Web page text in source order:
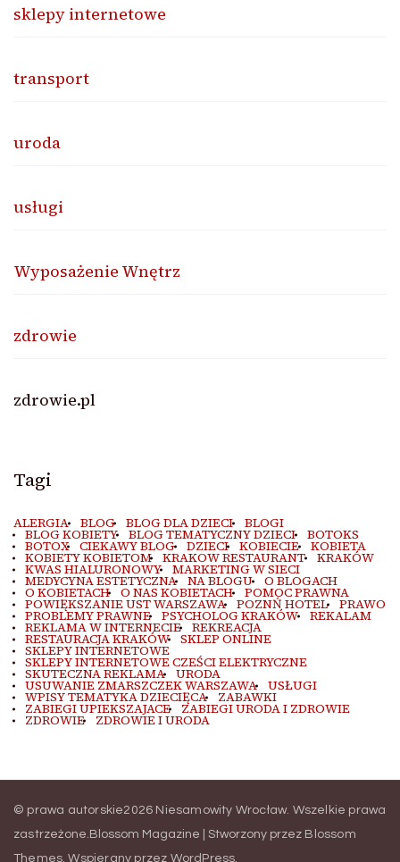
sklepy internetowe
transport
uroda
usługi
Wyposażenie Wnętrz
zdrowie
zdrowie.pl
Tagi
ALERGIA BLOG BLOG DLA DZIECI BLOGI
BLOG KOBIETY BLOG TEMATYCZNY DZIECI BOTOKS
BOTOX CIEKAWY BLOG DZIECI KOBIECIE KOBIETA
KOBIETY KOBIETOM KRAKOW RESTAURANT KRAKÓW
KWAS HIALURONOWY MARKETING W SIECI
MEDYCYNA ESTETYCZNA NA BLOGU O BLOGACH
O KOBIETACH O NAS KOBIETACH POMOC PRAWNA
POWIĘKSZANIE UST WARSZAWA POZNŃ HOTEL PRAWO
PROBLEMY PRAWNE PSYCHOLOG KRAKÓW REKALAM
REKLAMA W INTERNECIE REKREACJA
RESTAURACJA KRAKÓW SKLEP ONLINE
SKLEPY INTERNETOWE
SKLEPY INTERNETOWE CZEŚCI ELEKTRYCZNE
SKUTECZNA REKLAMA URODA
USUWANIE ZMARSZCZEK WARSZAWA USŁUGI
WPISY TEMATYKA DZIECIĘCA ZABAWKI
ZABIEGI UPIEKSZAJACE ZABIEGI URODA I ZDROWIE
ZDROWIE ZDROWIE I URODA
© prawa autorskie2026 Niesamowity Wrocław. Wszelkie prawa
zastrzeżone. Blossom Magazine | Stworzony przez Blossom
Themes. Wspierany przez WordPress.